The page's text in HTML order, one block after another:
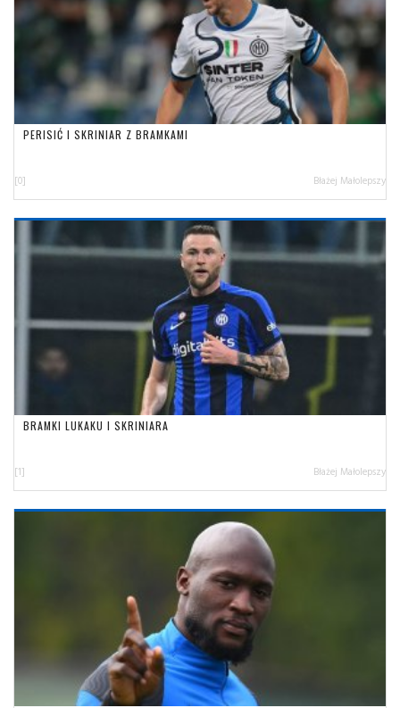
PERISIĆ I SKRINIAR Z BRAMKAMI
[0] Błażej Małolepszy
BRAMKI LUKAKU I SKRINIARA
[1] Błażej Małolepszy